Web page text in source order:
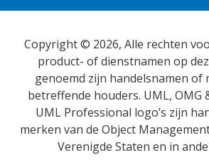
Copyright © 2026, Alle rechten
product- of dienstnamen op
genoemd zijn handelsnamen of
betreffende houders. UML, OMG
UML Professional logo’s zijn
merken van de Object
Verenigde Staten en in